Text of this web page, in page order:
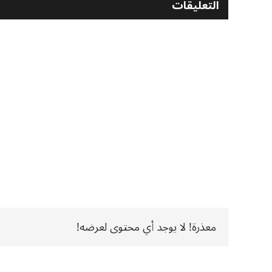
التعليقات
معذرة! لا يوجد أي محتوى لعرضه!